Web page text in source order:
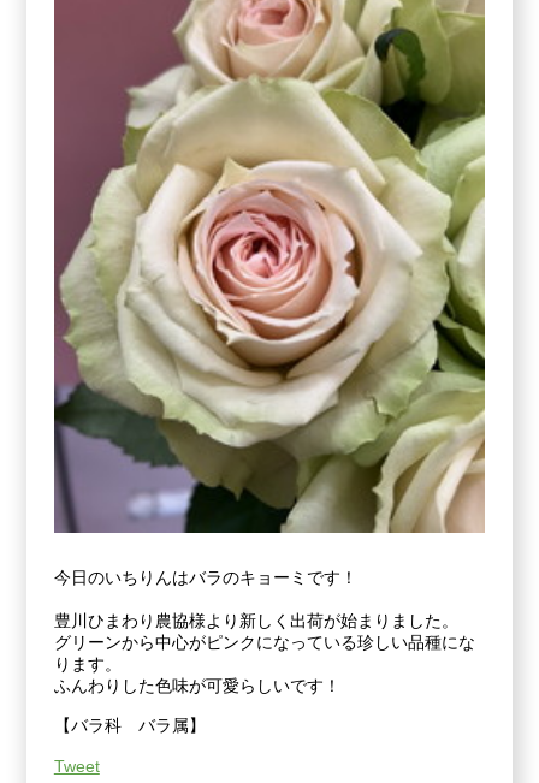
今日のいちりんはバラのキョーミです！
豊川ひまわり農協様より新しく出荷が始まりました。
グリーンから中心がピンクになっている珍しい品種にな
ります。
ふんわりした色味が可愛らしいです！
【バラ科 バラ属】
Tweet